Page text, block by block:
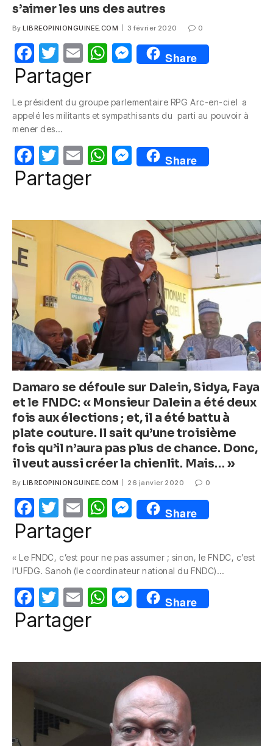
s’aimer les uns des autres
By LIBREOPINIONGUINEE.COM 3 février 2020 0
F
a
e
b
o
o
k
T
w
itt
er
E
m
W
s
p
p
M
e
e
g
er
Share
Partager
Le président du groupe parlementaire RPG Arc-en-ciel a
appelé les militants et sympathisants du parti au pouvoir à
mener des…
F
a
e
b
k
T
w
itt
er
E
m
W
s
A
p
p
M
e
e
n
g
er
Share
Partager
Damaro se défoule sur Dalein, Sidya, Faya
et le FNDC: « Monsieur Dalein a été deux
fois aux élections ; et, il a été battu à
plate couture. Il sait qu’une troisième
fois qu’il n’aura pas plus de chance. Donc,
il veut aussi créer la chienlit. Mais… »
By LIBREOPINIONGUINEE.COM 26 janvier 2020 0
F
a
e
b
o
o
T
w
itt
er
E
m
W
s
A
p
M
e
e
n
g
Share
Partager
« Le FNDC, c’est pour ne pas assumer ; sinon, le FNDC, c’est
l’UFDG. Sanoh (le coordinateur national du FNDC)…
F
a
o
k
T
w
itt
E
m
W
p
p
M
e
n
g
er
Share
Partager